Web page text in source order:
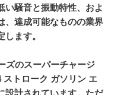
い騒音と振動特性、およ
、達成可能なものの業界
ます。
ズのスーパーチャージ
ストローク ガソリン エ